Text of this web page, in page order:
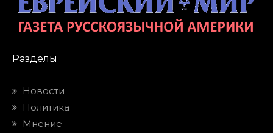
Разделы
Новости
Политика
Мнение